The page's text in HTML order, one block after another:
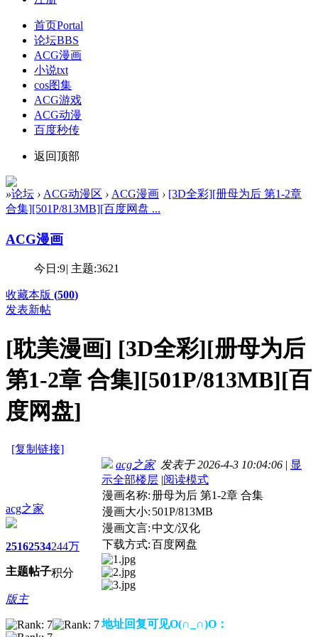
首页Portal
论坛BBS
ACG漫画
小说txt
cos图集
ACG游戏
ACG动漫
百度秒传
返回顶部
»论坛 › ACG动漫区 › ACG漫画 › [3D全彩][册母为后 第1-2章
合集][501P/813MB][百度网盘 ...
ACG漫画
今日:9| 主题:3621
收藏本版 (500)
发表新帖
[耽美漫画] [3D全彩][册母为后
第1-2章 合集][501P/813MB][百
度网盘]
[复制链接]
acg之家
2516
主题
2534
帖子
244万
积分
版主
acg之家发表于 2026-4-3 10:04:06 | 显
示全部楼层 |阅读模式
漫画名称:册母为后 第1-2章 合集
漫画大小: 501P/813MB
漫画文言:中文/汉化
下载方式:百度网盘
地址回复可见O(∩_∩)O：